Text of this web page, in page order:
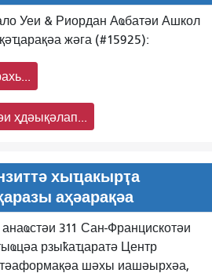
Уеи & Риордан Аҩбатәи Ашкол
жәга (#15925):
ҳдәықәлап...
хыҵакырҭа
аҳәарақәа
311 Сан-Францискотәи
рзыҟаҵаратә Центр
аформақәа шәхы иашәырхәа,